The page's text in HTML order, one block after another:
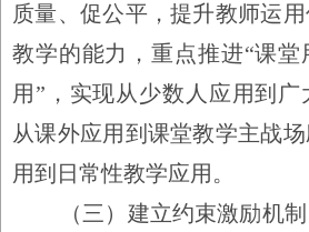
质量、促公平，提升教师运
教学的能力，重点推进“课堂
用 ” ，实现从少数人应用到广
从课外应用到课堂教学主战
用到日常性教学应用。
（三）建立约束激励机